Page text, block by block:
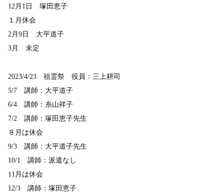
12月1日 塚田恵子
１月休会
2月9日 大平道子
3月 未定
2023/4/23 祖霊祭 役員：三上耕司
5/7 講師：大平道子
6/4 講師：糸山祥子
7/2 講師：塚田恵子先生
８月は休会
9/3 講師：大平道子先生
10/1 講師：派遣なし
11月は休会
12/3 講師：塚田恵子